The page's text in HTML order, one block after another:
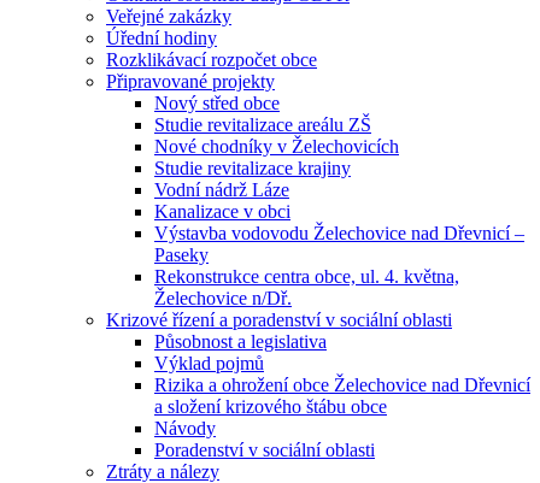
Veřejné zakázky
Úřední hodiny
Rozklikávací rozpočet obce
Připravované projekty
Nový střed obce
Studie revitalizace areálu ZŠ
Nové chodníky v Želechovicích
Studie revitalizace krajiny
Vodní nádrž Láze
Kanalizace v obci
Výstavba vodovodu Želechovice nad Dřevnicí –
Paseky
Rekonstrukce centra obce, ul. 4. května,
Želechovice n/Dř.
Krizové řízení a poradenství v sociální oblasti
Působnost a legislativa
Výklad pojmů
Rizika a ohrožení obce Želechovice nad Dřevnicí
a složení krizového štábu obce
Návody
Poradenství v sociální oblasti
Ztráty a nálezy